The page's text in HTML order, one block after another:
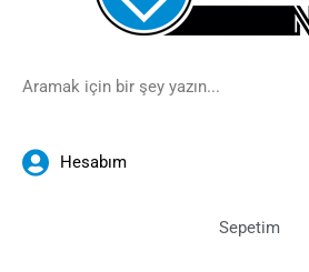
Hesabım
Sepetim